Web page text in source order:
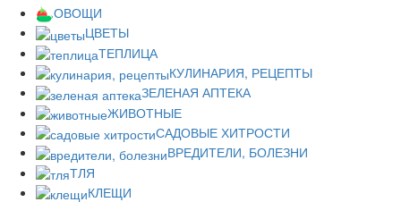
ОВОЩИ
ЦВЕТЫ
ТЕПЛИЦА
КУЛИНАРИЯ, РЕЦЕПТЫ
ЗЕЛЕНАЯ АПТЕКА
ЖИВОТНЫЕ
САДОВЫЕ ХИТРОСТИ
ВРЕДИТЕЛИ, БОЛЕЗНИ
ТЛЯ
КЛЕЩИ